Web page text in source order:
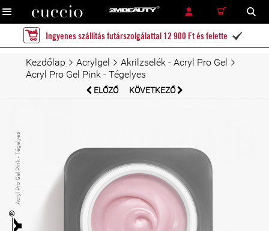
RÉSZLETES KERESÉS KERESÉS
Ingyenes szállítás futárszolgálattal 12 900 Ft és felette 
Kezdőlap Acrylgel
Akrilzselék - Acryl Pro Gel
Acryl Pro Gel Pink - Tégelyes
ELŐZŐ KÖVETKEZŐ
Acryl Pro Gel Pink - Tégelyes